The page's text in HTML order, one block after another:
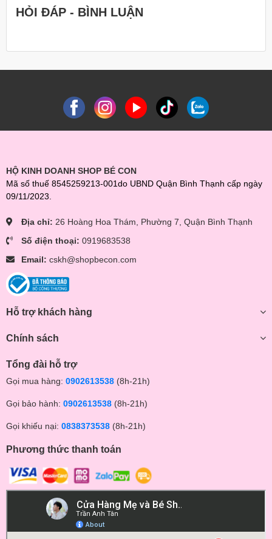
HỎI ĐÁP - BÌNH LUẬN
HỘ KINH DOANH SHOP BÉ CON
Mã số thuế 8545259213-001do UBND Quận Bình Thạnh cấp ngày
09/11/2023.
Địa chỉ: 26 Hoàng Hoa Thám, Phường 7, Quận Bình Thạnh
Số điện thoại: 0919683538
Email: cskh@shopbecon.com
Hỗ trợ khách hàng
Chính sách
Tổng đài hỗ trợ
Gọi mua hàng: 0902613538 (8h-21h)
Gọi bảo hành: 0902613538 (8h-21h)
Gọi khiếu nại: 0838373538 (8h-21h)
Phương thức thanh toán